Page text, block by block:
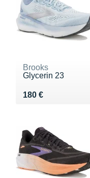
Brooks
Glycerin 23
180 €
Vendu 180 €